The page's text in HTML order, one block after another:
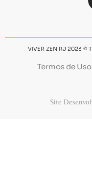
VIVER ZEN RJ 2023 ©
Termos de Uso
Site